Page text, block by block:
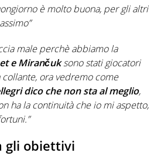
è molto buona, per gli altri
male perchè abbiamo la
e Mirančuksono stati giocatori
ora vedremo come
dico che non sta al meglio,
ha la continuità che io mi aspetto,
gli obiettivi